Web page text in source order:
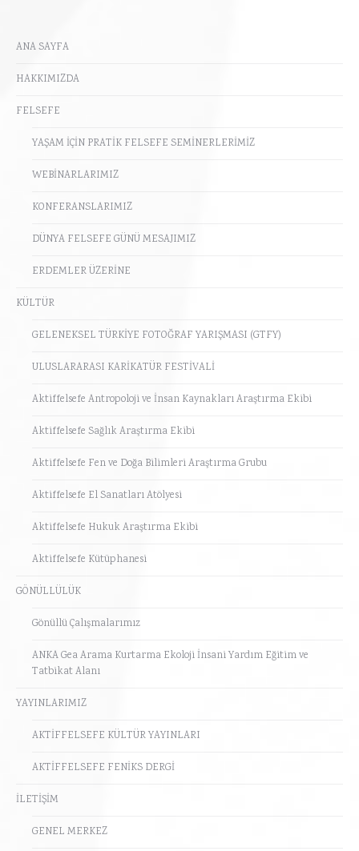
ANA SAYFA
HAKKIMIZDA
FELSEFE
YAŞAM İÇİN PRATİK FELSEFE SEMİNERLERİMİZ
WEBİNARLARIMIZ
KONFERANSLARIMIZ
DÜNYA FELSEFE GÜNÜ MESAJIMIZ
ERDEMLER ÜZERİNE
KÜLTÜR
GELENEKSEL TÜRKİYE FOTOĞRAF YARIŞMASI (GTFY)
ULUSLARARASI KARİKATÜR FESTİVALİ
Aktiffelsefe Antropoloji ve İnsan Kaynakları Araştırma Ekibi
Aktiffelsefe Sağlık Araştırma Ekibi
Aktiffelsefe Fen ve Doğa Bilimleri Araştırma Grubu
Aktiffelsefe El Sanatları Atölyesi
Aktiffelsefe Hukuk Araştırma Ekibi
Aktiffelsefe Kütüphanesi
GÖNÜLLÜLÜK
Gönüllü Çalışmalarımız
ANKA Gea Arama Kurtarma Ekoloji İnsani Yardım Eğitim ve
Tatbikat Alanı
YAYINLARIMIZ
AKTİFFELSEFE KÜLTÜR YAYINLARI
AKTİFFELSEFE FENİKS DERGİ
İLETİŞİM
GENEL MERKEZ